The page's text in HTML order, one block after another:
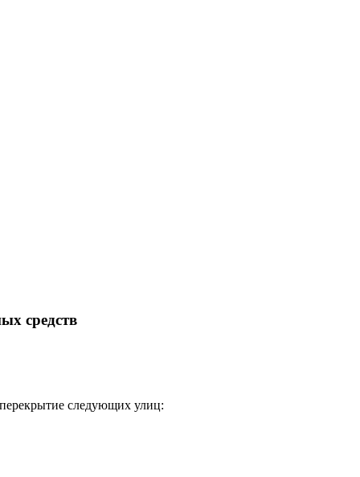
средств
следующих улиц: